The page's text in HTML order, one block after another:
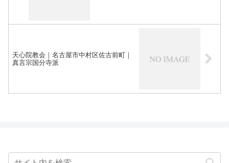
天心院教会｜名古屋市中村区佐古前町｜
真言宗国分寺派